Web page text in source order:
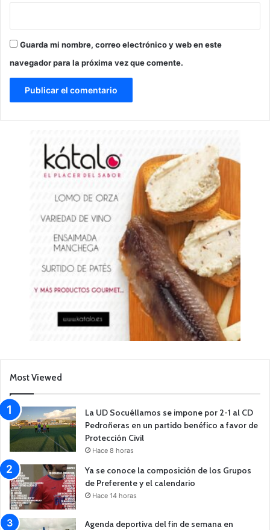
Guarda mi nombre, correo electrónico y web en este
navegador para la próxima vez que comente.
Most Viewed
La UD Socuéllamos se impone por 2-1 al CD
Pedroñeras en un partido benéfico a favor de
Protección Civil
Hace 8 horas
Ya se conoce la composición de los Grupos
de Preferente y el calendario
Hace 14 horas
Agenda deportiva del fin de semana en